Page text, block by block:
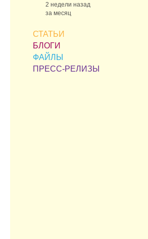
2 недели назад
за месяц
СТАТЬИ
БЛОГИ
ФАЙЛЫ
ПРЕСС-РЕЛИЗЫ